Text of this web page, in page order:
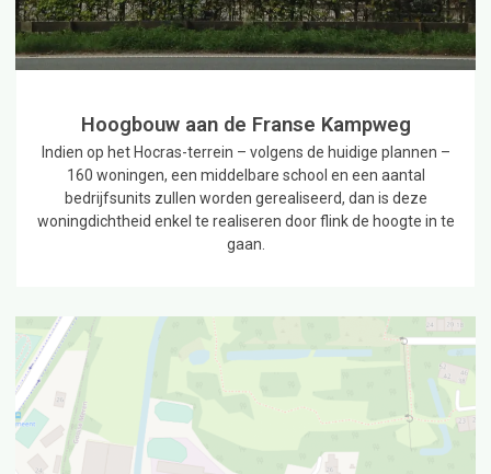
Hoogbouw aan de Franse Kampweg
Indien op het Hocras-terrein – volgens de huidige plannen –
160 woningen, een middelbare school en een aantal
bedrijfsunits zullen worden gerealiseerd, dan is deze
woningdichtheid enkel te realiseren door flink de hoogte in te
gaan.